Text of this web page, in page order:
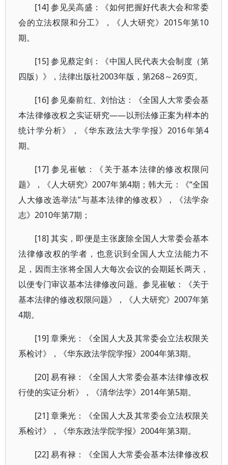
[14] 参见吴高盛：《如何把握好代表大会和常委
会的立法权限和分工》，《人大研究》2015年第10
期。
[15] 参见蔡定剑：《中国人民代表大会制度（第
四版）》，法律出版社2003年版，第268～269页。
[16] 参见秦前红、刘怡达：《全国人大常委会基
本法律修改权之实证研究——以刑法修正案为样本的
统计学分析》，《华东政法大学学报》2016年第4
期。
[17] 参见崔敏：《关于基本法律的修改权限问
题》，《人大研究》2007年第4期；韩大元：《“全国
人大修改选举法”与基本法律的修改权》，《法学杂
志》2010年第7期；
[18] 其实，即便是主张废除全国人大常委会基本
法律修改权的学者，也意识到全国人大立法能力不
足，因而主张将全国人大每次会议的会期延长两天，
以便专门审议基本法律修改问题。参见崔敏：《关于
基本法律的修改权限问题》，《人大研究》2007年第
4期。
[19] 章乘光：《全国人大及其常委会立法权限关
系检讨》，《华东政法学院学报》2004年第3期。
[20] 易有禄：《全国人大常委会基本法律修改权
行使的实证分析》，《清华法学》2014年第5期。
[21] 章乘光：《全国人大及其常委会立法权限关
系检讨》，《华东政法学院学报》2004年第3期。
[22] 易有禄：《全国人大常委会基本法律修改权